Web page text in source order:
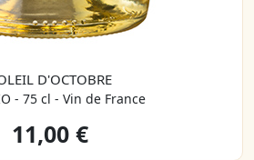
D'OCTOBRE
- 75 cl - Vin de France
11,00 €